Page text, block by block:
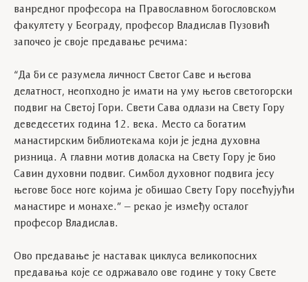
ванредног професора на Православном богословском
факултету у Београду, професор Владислав Пузовић
започео је своје предавање речима:
“Да би се разумела личност Светог Саве и његова
делатност, неопходно је имати на уму његов светогорски
подвиг на Светој Гори. Свети Сава одлази на Свету Гору
деведесетих година 12. века. Место са богатим
манастирским библиотекама који је једна духовна
ризница. А главни мотив доласка на Свету Гору је био
Савин духовни подвиг. Симбол духовног подвига јесу
његове босе ноге којима је обишао Свету Гору посећујући
манастире и монахе.” – рекао је између осталог
професор Владислав.
Ово предавање је наставак циклуса великопосних
предавања које се одржавало ове године у току Свете